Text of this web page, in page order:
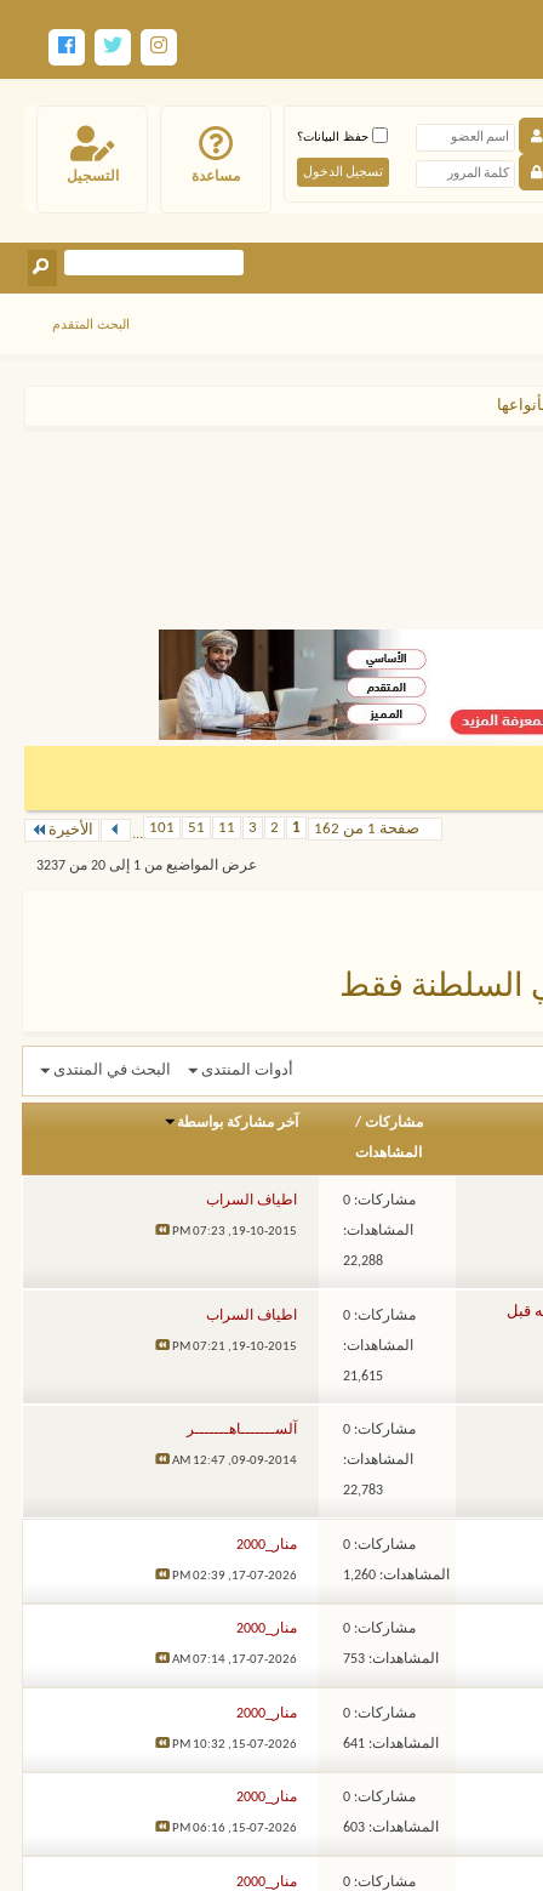
التسجيل مساعدة
حفظ البيانات؟
البحث المتقدم
صفحة 1 من 162 1
2
3
11
51
101
... الأخيرة
عرض المواضيع من 1 إلى 20 من 3237
السلطنة فقط
أدوات المنتدى البحث في المنتدى
مشاركات /
المشاهدات
آخر مشاركة بواسطة
مشاركات: 0
المشاهدات:
22,288
اطياف السراب
19-10-2015,
07:23 PM
قبل مشاركات: 0
المشاهدات:
21,615
اطياف السراب
19-10-2015,
07:21 PM
مشاركات: 0
المشاهدات:
22,783
آلســـــــاهـــــــر
09-09-2014,
12:47 AM
مشاركات: 0
المشاهدات: 1,260
منار_2000
17-07-2026,
02:39 PM
مشاركات: 0
المشاهدات: 753
منار_2000
17-07-2026,
07:14 AM
مشاركات: 0
المشاهدات: 641
منار_2000
15-07-2026,
10:32 PM
مشاركات: 0
المشاهدات: 603
منار_2000
15-07-2026,
06:16 PM
مشاركات: 0 منار_2000